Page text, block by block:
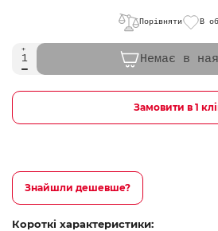
Порівняти В
Немає в
Замовити в 1
Знайшли дешевше?
Короткі характеристики: